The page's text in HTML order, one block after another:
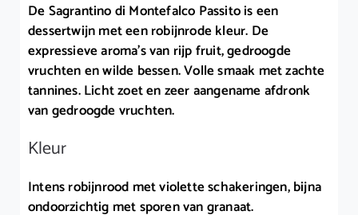
De Sagrantino di Montefalco Passito is een
dessertwijn met een robijnrode kleur. De
expressieve aroma’s van rijp fruit, gedroogde
vruchten en wilde bessen. Volle smaak met zachte
tannines. Licht zoet en zeer aangename afdronk
van gedroogde vruchten.
Kleur
Intens robijnrood met violette schakeringen, bijna
ondoorzichtig met sporen van granaat.